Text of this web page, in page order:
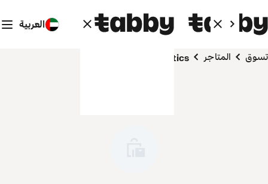
العربية
تسوق المتاجر Evolve Aquatics